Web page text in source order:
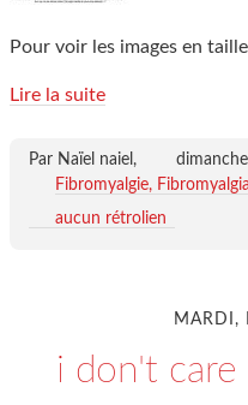
Pour voir les images en
Lire la suite
Par Naïel naiel,
Fibromyalgie, Fibromyalgia
aucun rétrolien
MARDI,
i don't care